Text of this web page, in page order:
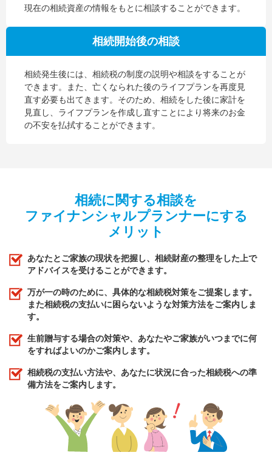
現在の相続資産の情報をもとに相談することができます。
相続開始後の相談
相続発生後には、相続税の制度の説明や相談をすることが
できます。また、亡くなられた後のライフプランを再度見
直す必要も出てきます。そのため、相続をした後に家計を
見直し、ライフプランを作成し直すことにより将来のお金
の不安を払拭することができます。
相続に関する相談を
ファイナンシャルプランナーにする
メリット
あなたとご家族の現状を把握し、相続財産の整理をした上で
アドバイスを受けることができます。
万が一の時のために、具体的な相続税対策をご提案します。
また相続税の支払いに困らないような対策方法をご案内しま
す。
生前贈与する場合の対策や、あなたやご家族がいつまでに何
をすればよいのかご案内します。
相続税の支払い方法や、あなたに状況に合った相続税への準
備方法をご案内します。